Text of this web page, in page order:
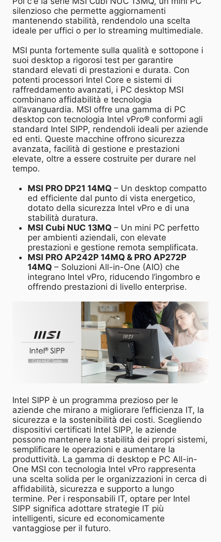
silenzioso che permette aggiornamenti
mantenendo stabilità, rendendolo una scelta
ideale per uffici o per lo streaming multimediale.
MSI punta fortemente sulla qualità e sottopone i
suoi desktop a rigorosi test per garantire
standard elevati di prestazioni e durata. Con
potenti processori Intel Core e sistemi di
raffreddamento avanzati, i PC desktop MSI
combinano affidabilità e tecnologia
all’avanguardia. MSI offre una gamma di PC
desktop con tecnologia Intel vPro® conformi agli
standard Intel SIPP, rendendoli ideali per aziende
ed enti. Queste macchine offrono sicurezza
avanzata, facilità di gestione e prestazioni
elevate, oltre a essere costruite per durare nel
tempo.
MSI PRO DP21 14MQ– Un desktop compatto
ed efficiente dal punto di vista energetico,
dotato della sicurezza Intel vPro e di una
stabilità duratura.
MSI Cubi NUC 13MQ– Un mini PC perfetto
per ambienti aziendali, con elevate
prestazioni e gestione remota semplificata.
MSI PRO AP242P 14MQ & PRO AP272P
14MQ– Soluzioni All-in-One (AIO) che
integrano Intel vPro, riducendo l’ingombro e
offrendo prestazioni di livello enterprise.
Intel SIPP è un programma prezioso per le
aziende che mirano a migliorare l’efficienza IT, la
sicurezza e la sostenibilità dei costi. Scegliendo
dispositivi certificati Intel SIPP, le aziende
possono mantenere la stabilità dei propri sistemi,
semplificare le operazioni e aumentare la
produttività. La gamma di desktop e PC All-in-
One MSI con tecnologia Intel vPro rappresenta
una scelta solida per le organizzazioni in cerca di
affidabilità, sicurezza e supporto a lungo
termine. Per i responsabili IT, optare per Intel
SIPP significa adottare strategie IT più
intelligenti, sicure ed economicamente
vantaggiose per il futuro.